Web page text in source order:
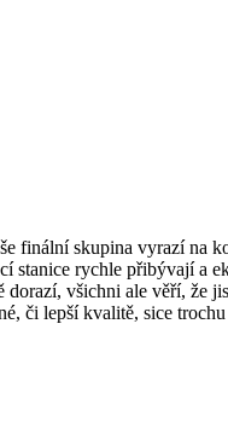
finální skupina vyrazí
rychle přibývají a
všichni ale věří, že
či lepší kvalitě, sice